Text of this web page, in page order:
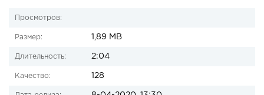
Просмотров:
Размер: 1,89 MB
Длительность: 2:04
Качество: 128